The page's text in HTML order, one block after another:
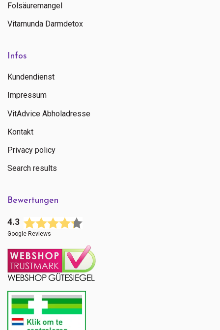
Folsäuremangel
Vitamunda Darmdetox
Infos
Kundendienst
Impressum
VitAdvice Abholadresse
Kontakt
Privacy policy
Search results
Bewertungen
4.3
Google Reviews